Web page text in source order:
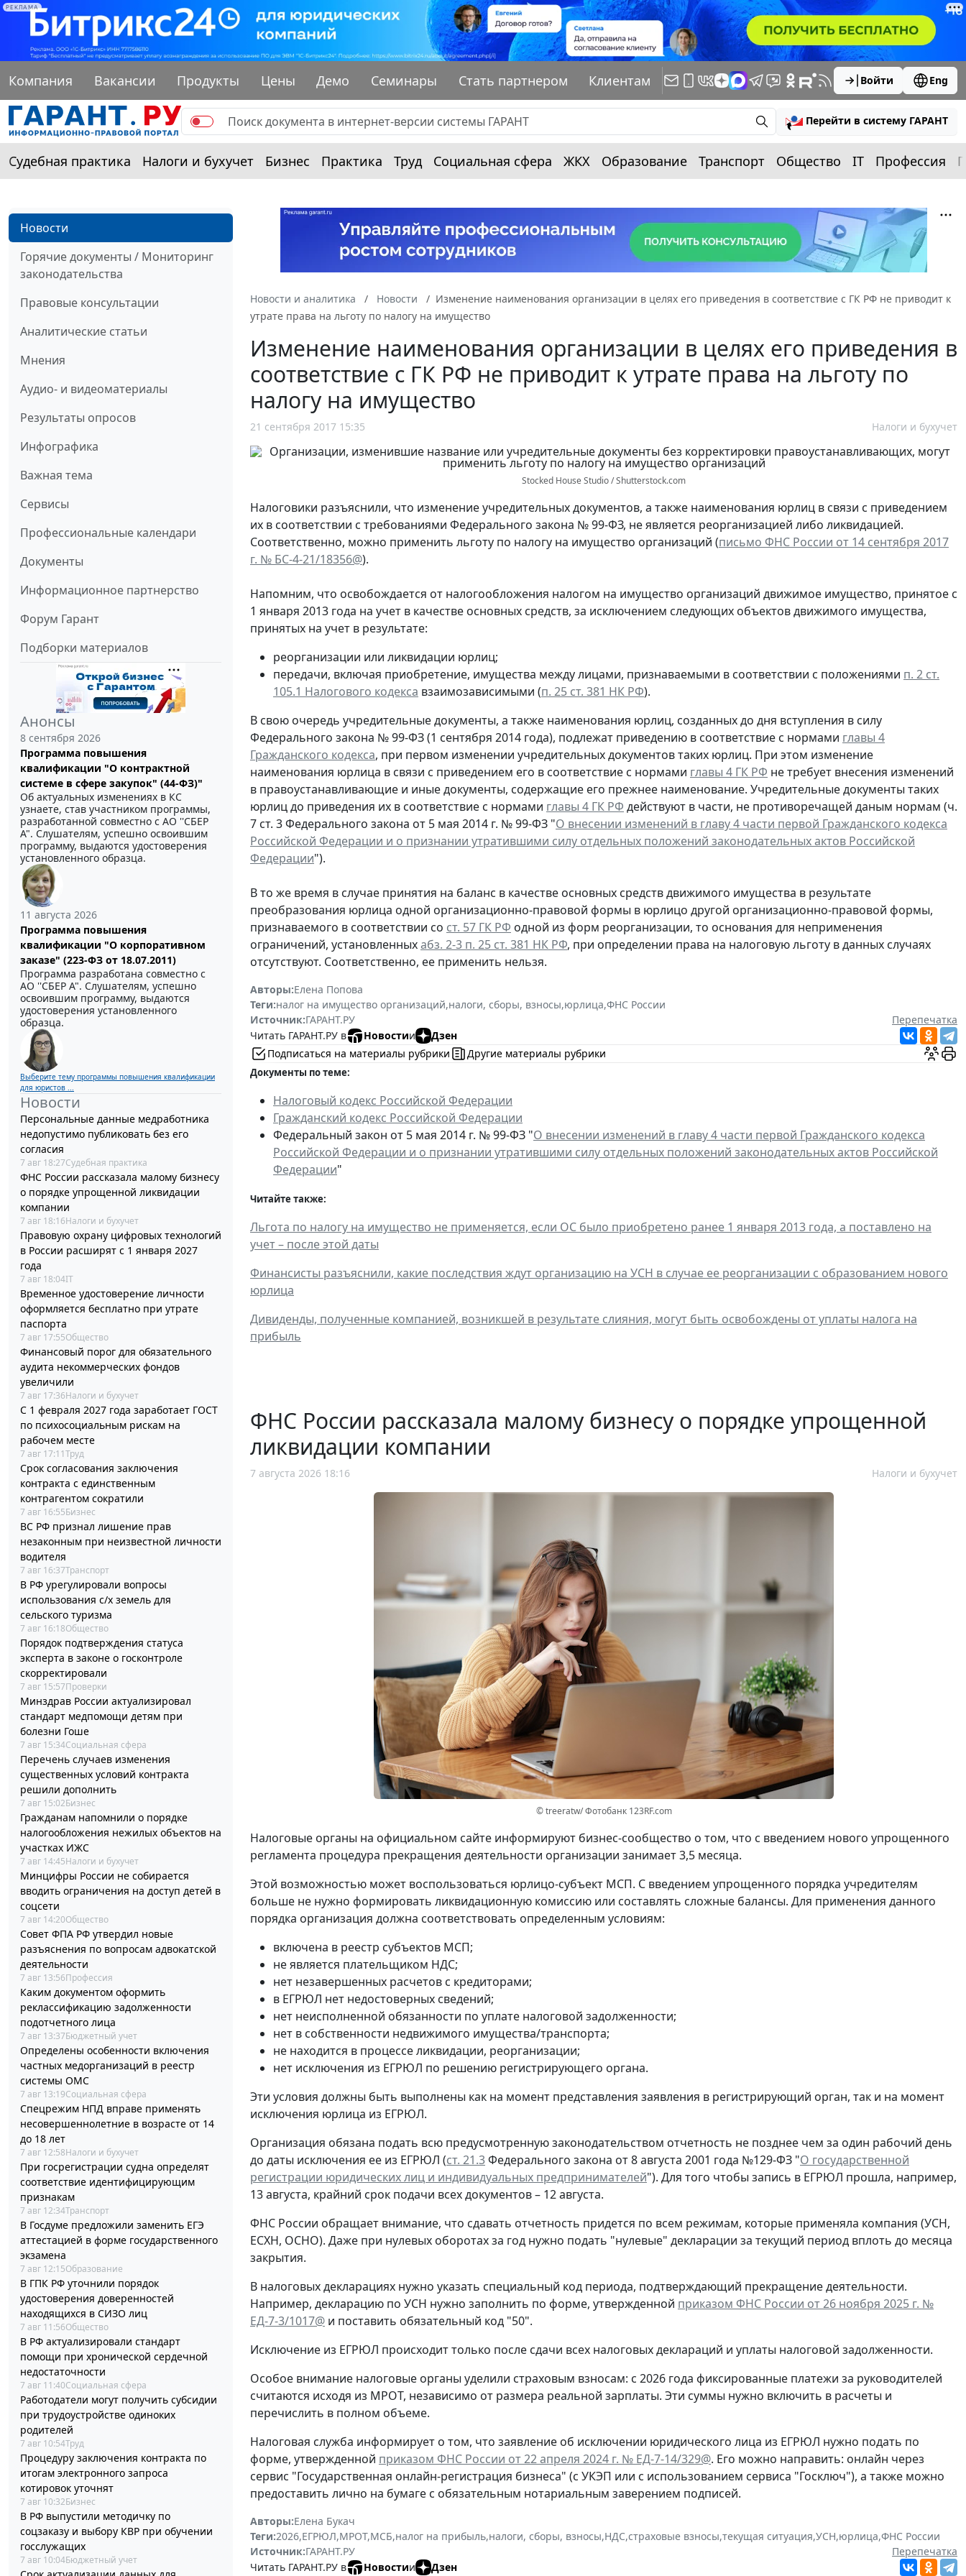
РЕКЛАМА
Компания Вакансии Продукты Цены Демо Семинары Стать партнером Клиентам Войти Eng
Перейти в систему ГАРАНТ
Судебная практика Налоги и бухучет Бизнес Практика Труд Социальная сфера ЖКХ Образование Транспорт Общество IT Профессия
Новости
Горячие документы / Мониторинг
законодательства
Правовые консультации
Аналитические статьи
Мнения
Аудио- и видеоматериалы
Результаты опросов
Инфографика
Важная тема
Сервисы
Профессиональные календари
Документы
Информационное партнерство
Форум Гарант
Подборки материалов
Анонсы
8 сентября 2026
Программа повышения
квалификации "О контрактной
системе в сфере закупок" (44-ФЗ)"
Об актуальных изменениях в КС
узнаете, став участником программы,
разработанной совместно с АО ''СБЕР
А". Слушателям, успешно освоившим
программу, выдаются удостоверения
установленного образца.
11 августа 2026
Программа повышения
квалификации "О корпоративном
заказе" (223-ФЗ от 18.07.2011)
Программа разработана совместно с
АО ''СБЕР А". Слушателям, успешно
освоившим программу, выдаются
удостоверения установленного
образца.
Выберите тему программы повышения квалификации
для юристов ...
Новости
Персональные данные медработника
недопустимо публиковать без его
согласия
7 авг 18:27Судебная практика
ФНС России рассказала малому бизнесу
о порядке упрощенной ликвидации
компании
7 авг 18:16Налоги и бухучет
Правовую охрану цифровых технологий
в России расширят с 1 января 2027
года
7 авг 18:04IT
Временное удостоверение личности
оформляется бесплатно при утрате
паспорта
7 авг 17:55Общество
Финансовый порог для обязательного
аудита некоммерческих фондов
увеличили
7 авг 17:36Налоги и бухучет
С 1 февраля 2027 года заработает ГОСТ
по психосоциальным рискам на
рабочем месте
7 авг 17:11Труд
Срок согласования заключения
контракта с единственным
контрагентом сократили
7 авг 16:55Бизнес
ВС РФ признал лишение прав
незаконным при неизвестной личности
водителя
7 авг 16:37Транспорт
В РФ урегулировали вопросы
использования с/х земель для
сельского туризма
7 авг 16:18Общество
Порядок подтверждения статуса
эксперта в законе о госконтроле
скорректировали
7 авг 15:57Проверки
Минздрав России актуализировал
стандарт медпомощи детям при
болезни Гоше
7 авг 15:34Социальная сфера
Перечень случаев изменения
существенных условий контракта
решили дополнить
7 авг 15:02Бизнес
Гражданам напомнили о порядке
налогообложения нежилых объектов на
участках ИЖС
7 авг 14:45Налоги и бухучет
Минцифры России не собирается
вводить ограничения на доступ детей в
соцсети
7 авг 14:20Общество
Совет ФПА РФ утвердил новые
разъяснения по вопросам адвокатской
деятельности
7 авг 13:56Профессия
Каким документом оформить
реклассификацию задолженности
подотчетного лица
7 авг 13:37Бюджетный учет
Определены особенности включения
частных медорганизаций в реестр
системы ОМС
7 авг 13:19Социальная сфера
Спецрежим НПД вправе применять
несовершеннолетние в возрасте от 14
до 18 лет
7 авг 12:58Налоги и бухучет
При госрегистрации судна определят
соответствие идентифицирующим
признакам
7 авг 12:34Транспорт
В Госдуме предложили заменить ЕГЭ
аттестацией в форме государственного
экзамена
7 авг 12:15Образование
В ГПК РФ уточнили порядок
удостоверения доверенностей
находящихся в СИЗО лиц
7 авг 11:56Общество
В РФ актуализировали стандарт
помощи при хронической сердечной
недостаточности
7 авг 11:40Социальная сфера
Работодатели могут получить субсидии
при трудоустройстве одиноких
родителей
7 авг 10:54Труд
Процедуру заключения контракта по
итогам электронного запроса
котировок уточнят
7 авг 10:32Бизнес
В РФ выпустили методичку по
соцзаказу и выбору КВР при обучении
госслужащих
7 авг 10:04Бюджетный учет
Новости и аналитика Новости
Изменение наименования организации в целях его приведения в соответствие с ГК РФ не приводит к
утрате права на льготу по налогу на имущество
Изменение наименования организации в целях его приведения в
соответствие с ГК РФ не приводит к утрате права на льготу по
налогу на имущество
21 сентября 2017 15:35 Налоги и бухучет
Stocked House Studio / Shutterstock.com
Налоговики разъяснили, что изменение учредительных документов, а также наименования юрлиц в связи с приведением
их в соответствии с требованиями Федерального закона № 99-ФЗ, не является реорганизацией либо ликвидацией.
Соответственно, можно применить льготу по налогу на имущество организаций (письмо ФНС России от 14 сентября 2017
г. № БС-4-21/18356@).
Напомним, что освобождается от налогообложения налогом на имущество организаций движимое имущество, принятое с
1 января 2013 года на учет в качестве основных средств, за исключением следующих объектов движимого имущества,
принятых на учет в результате:
реорганизации или ликвидации юрлиц;
передачи, включая приобретение, имущества между лицами, признаваемыми в соответствии с положениями п. 2 ст.
105.1 Налогового кодекса взаимозависимыми (п. 25 ст. 381 НК РФ).
В свою очередь учредительные документы, а также наименования юрлиц, созданных до дня вступления в силу
Федерального закона № 99-ФЗ (1 сентября 2014 года), подлежат приведению в соответствие с нормами главы 4
Гражданского кодекса, при первом изменении учредительных документов таких юрлиц. При этом изменение
наименования юрлица в связи с приведением его в соответствие с нормами главы 4 ГК РФ не требует внесения изменений
в правоустанавливающие и иные документы, содержащие его прежнее наименование. Учредительные документы таких
юрлиц до приведения их в соответствие с нормами главы 4 ГК РФ действуют в части, не противоречащей даным нормам (ч.
7 ст. 3 Федерального закона от 5 мая 2014 г. № 99-ФЗ "О внесении изменений в главу 4 части первой Гражданского кодекса
Российской Федерации и о признании утратившими силу отдельных положений законодательных актов Российской
Федерации").
В то же время в случае принятия на баланс в качестве основных средств движимого имущества в результате
преобразования юрлица одной организационно-правовой формы в юрлицо другой организационно-правовой формы,
признаваемого в соответствии со ст. 57 ГК РФ одной из форм реорганизации, то основания для неприменения
ограничений, установленныхабз. 2-3 п. 25 ст. 381 НК РФ, при определении права на налоговую льготу в данных случаях
отсутствуют. Соответственно, ее применить нельзя.
Авторы:Елена Попова
Теги:налог на имущество организаций,налоги, сборы, взносы,юрлица,ФНС России
Источник:ГАРАНТ.РУ
Перепечатка
Читать ГАРАНТ.РУ в
Новостии
Дзен
Подписаться на материалы рубрики
Другие материалы рубрики
Документы по теме:
Налоговый кодекс Российской Федерации
Гражданский кодекс Российской Федерации
Федеральный закон от 5 мая 2014 г. № 99-ФЗ "О внесении изменений в главу 4 части первой Гражданского кодекса
Российской Федерации и о признании утратившими силу отдельных положений законодательных актов Российской
Федерации"
Читайте также:
Льгота по налогу на имущество не применяется, если ОС было приобретено ранее 1 января 2013 года, а поставлено на
учет – после этой даты
Финансисты разъяснили, какие последствия ждут организацию на УСН в случае ее реорганизации с образованием нового
юрлица
Дивиденды, полученные компанией, возникшей в результате слияния, могут быть освобождены от уплаты налога на
прибыль
ФНС России рассказала малому бизнесу о порядке упрощенной
ликвидации компании
7 августа 2026 18:16 Налоги и бухучет
© treeratw/ Фотобанк 123RF.com
Налоговые органы на официальном сайте информируют бизнес-сообщество о том, что с введением нового упрощенного
регламента процедура прекращения деятельности организации занимает 3,5 месяца.
Этой возможностью может воспользоваться юрлицо-субъект МСП. С введением упрощенного порядка учредителям
больше не нужно формировать ликвидационную комиссию или составлять сложные балансы. Для применения данного
порядка организация должна соответствовать определенным условиям:
включена в реестр субъектов МСП;
не является плательщиком НДС;
нет незавершенных расчетов с кредиторами;
в ЕГРЮЛ нет недостоверных сведений;
нет неисполненной обязанности по уплате налоговой задолженности;
нет в собственности недвижимого имущества/транспорта;
не находится в процессе ликвидации, реорганизации;
нет исключения из ЕГРЮЛ по решению регистрирующего органа.
Эти условия должны быть выполнены как на момент представления заявления в регистрирующий орган, так и на момент
исключения юрлица из ЕГРЮЛ.
Организация обязана подать всю предусмотренную законодательством отчетность не позднее чем за один рабочий день
до даты исключения ее из ЕГРЮЛ (ст. 21.3Федерального закона от 8 августа 2001 года №129-ФЗ "О государственной
регистрации юридических лиц и индивидуальных предпринимателей"). Для того чтобы запись в ЕГРЮЛ прошла, например,
13 августа, крайний срок подачи всех документов – 12 августа.
ФНС России обращает внимание, что сдавать отчетность придется по всем режимам, которые применяла компания (УСН,
ЕСХН, ОСНО). Даже при нулевых оборотах за год нужно подать "нулевые" декларации за текущий период вплоть до месяца
закрытия.
В налоговых декларациях нужно указать специальный код периода, подтверждающий прекращение деятельности.
Например, декларацию по УСН нужно заполнить по форме, утвержденной приказом ФНС России от 26 ноября 2025 г. №
ЕД-7-3/1017@ и поставить обязательный код "50".
Исключение из ЕГРЮЛ происходит только после сдачи всех налоговых деклараций и уплаты налоговой задолженности.
Особое внимание налоговые органы уделили страховым взносам: с 2026 года фиксированные платежи за руководителей
считаются исходя из МРОТ, независимо от размера реальной зарплаты. Эти суммы нужно включить в расчеты и
перечислить в полном объеме.
Налоговая служба информирует о том, что заявление об исключении юридического лица из ЕГРЮЛ нужно подать по
форме, утвержденной приказом ФНС России от 22 апреля 2024 г. № ЕД-7-14/329@. Его можно направить: онлайн через
сервис "Государственная онлайн-регистрация бизнеса" (с УКЭП или с использованием сервиса "Госключ"), а также можно
предоставить лично на бумаге с обязательным нотариальным заверением подписей.
Авторы:Елена Букач
Теги:2026,ЕГРЮЛ,МРОТ,МСБ,налог на прибыль,налоги, сборы, взносы,НДС,страховые взносы,текущая ситуация,УСН,юрлица,ФНС России
Источник:ГАРАНТ.РУ
Перепечатка
Читать ГАРАНТ.РУ в
Новостии Дзен